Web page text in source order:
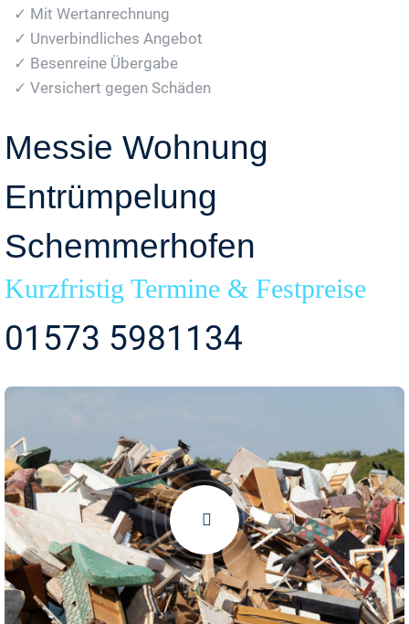
✓ Mit Wertanrechnung
✓ Unverbindliches Angebot
✓ Besenreine Übergabe
✓ Versichert gegen Schäden
Messie Wohnung
Entrümpelung
Schemmerhofen
Kurzfristig Termine & Festpreise
01573 5981134